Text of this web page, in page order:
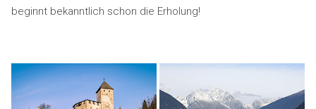
beginnt bekanntlich schon die Erholung!